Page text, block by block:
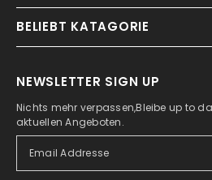
BELIEBT KATAGORIE
NEWSLETTER SIGN UP
Nichts mehr verpassen,Bleibe up to
aktuellen Angeboten.